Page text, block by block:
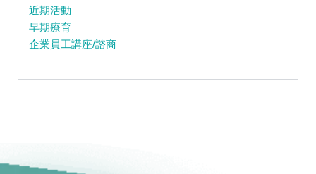
近期活動
早期療育
企業員工講座/諮商